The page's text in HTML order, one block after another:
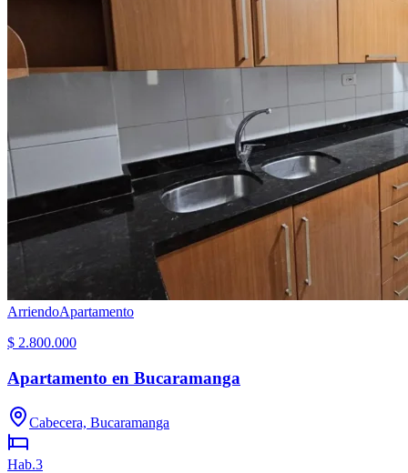
ArriendoApartamento
$ 2.800.000
Apartamento en Bucaramanga
Cabecera, Bucaramanga
Hab.3